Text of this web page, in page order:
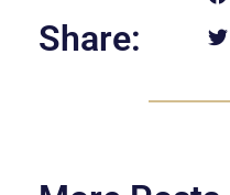
Share: